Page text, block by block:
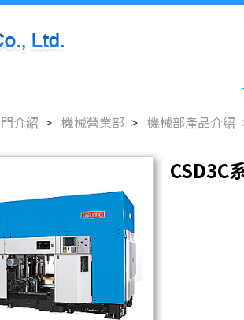
介紹 機械營業部 機械部產品介紹
CSD3C